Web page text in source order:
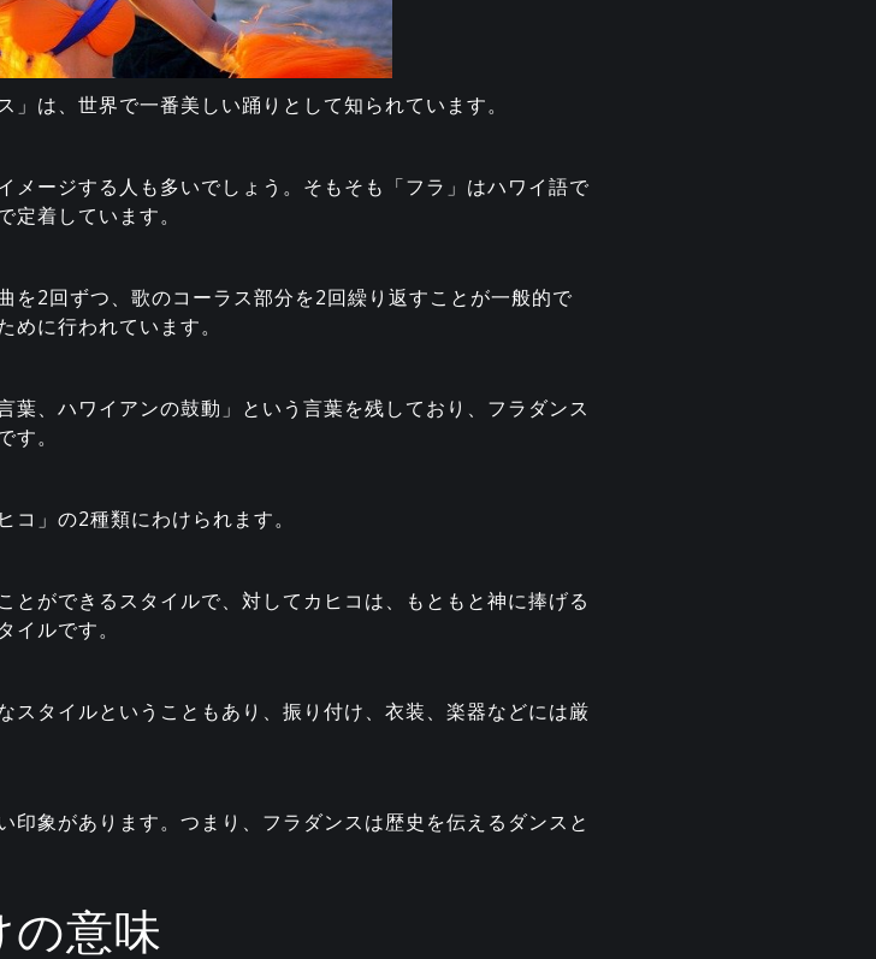
は、世界で一番美しい踊りとして知られています。
ージする人も多いでしょう。そもそも「フラ」はハワイ語で
着しています。
を2回ずつ、歌のコーラス部分を2回繰り返すことが一般的で
に行われています。
、ハワイアンの鼓動」という言葉を残しており、フラダンス
。
」の2種類にわけられます。
ができるスタイルで、対してカヒコは、もともと神に捧げる
ルです。
タイルということもあり、振り付け、衣装、楽器などには厳
象があります。つまり、フラダンスは歴史を伝えるダンスと
の意味